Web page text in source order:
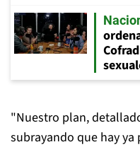
"Nuestro plan,
subrayando que hay ya